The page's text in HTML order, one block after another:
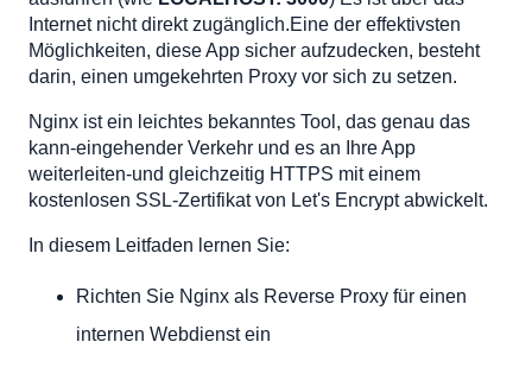
Erstellen Sie einen neuen Serverblock
Was diese Konfiguration tut
Schritt 2: Fügen Sie SSL mit Let's Encrypt und Certbot
hinzu
Warum HTTPS wichtig ist
Überprüfen Sie die Änderungen
Schritt 3: Verbesserung der SSL -Einstellungen (für die
Produktion empfohlen)
Internet nicht direkt zugänglich.Eine der effektivsten
Möglichkeiten, diese App sicher aufzudecken, besteht
darin, einen umgekehrten Proxy vor sich zu setzen.
Nginx ist ein leichtes bekanntes Tool, das genau das
kann-eingehender Verkehr und es an Ihre App
weiterleiten-und gleichzeitig HTTPS mit einem
kostenlosen SSL-Zertifikat von Let's Encrypt abwickelt.
In diesem Leitfaden lernen Sie:
Richten Sie Nginx als Reverse Proxy für einen
internen Webdienst ein